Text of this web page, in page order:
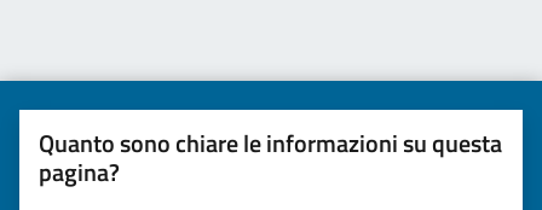
Quanto sono chiare le informazioni su questa
pagina?